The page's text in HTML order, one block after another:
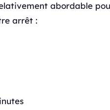
abordable
arrêt :